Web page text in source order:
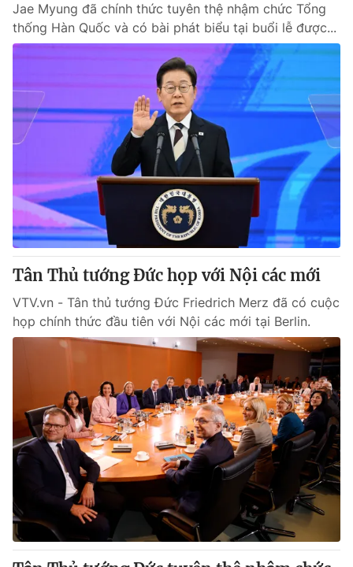
Jae Myung đã chính thức tuyên thệ nhậm chức Tổng
thống Hàn Quốc và có bài phát biểu tại buổi lễ được...
Tân Thủ tướng Đức họp với Nội các mới
VTV.vn - Tân thủ tướng Đức Friedrich Merz đã có cuộc
họp chính thức đầu tiên với Nội các mới tại Berlin.